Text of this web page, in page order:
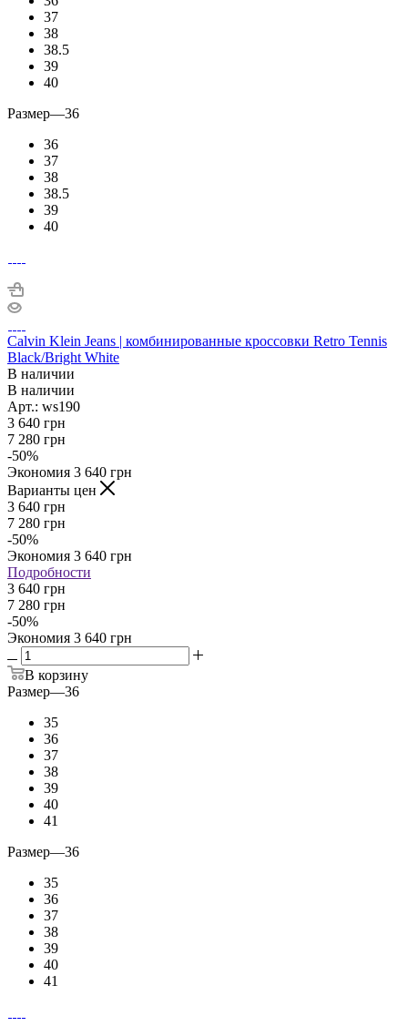
37
38
38.5
39
40
Размер—36
36
37
38
38.5
39
40
Calvin Klein Jeans | комбинированные кроссовки Retro Tennis
Black/Bright White
В наличии
В наличии
Арт.: ws190
3 640 грн
7 280 грн
-50%
Экономия 3 640 грн
Варианты цен
3 640 грн
7 280 грн
-50%
Экономия 3 640 грн
Подробности
3 640 грн
7 280 грн
-50%
Экономия 3 640 грн
В корзину
Размер—36
35
36
37
38
39
40
41
Размер—36
35
36
37
38
39
40
41